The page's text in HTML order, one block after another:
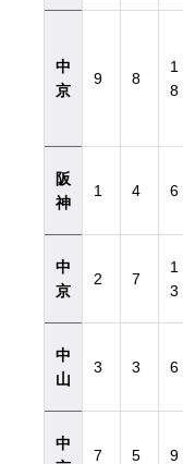
中
京
9 8
1
8
阪
神
1 4 6
中
京
2 7
1
3
中
山
3 3 6
中
7 5 9